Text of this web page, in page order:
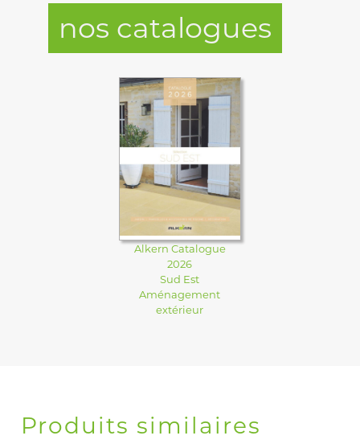
Alkern Catalogue
2026
Sud Est
Aménagement
extérieur
nos catalogues
Produits similaires